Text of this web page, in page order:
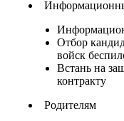
Отбор
войск
Встань на
контракту
Родителям